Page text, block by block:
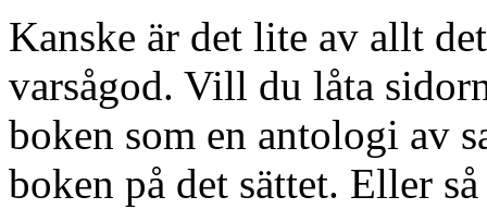
Kanske är det lite av allt
varsågod. Vill du låta
boken som en antologi av
boken på det sättet. Eller